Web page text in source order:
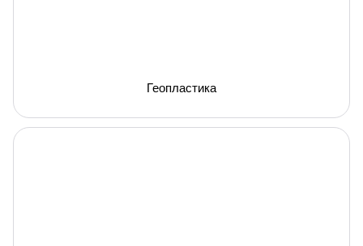
Геопластика